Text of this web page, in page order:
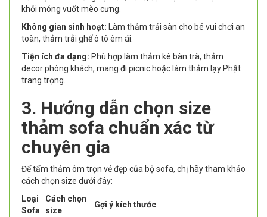
khỏi móng vuốt mèo cưng.
Không gian sinh hoạt: Làm thảm trải sàn cho bé vui chơi an
toàn, thảm trải ghế ô tô êm ái.
Tiện ích đa dạng: Phù hợp làm thảm kê bàn trà, thảm
decor phòng khách, mang đi picnic hoặc làm thảm lạy Phật
trang trọng.
3. Hướng dẫn chọn size
thảm sofa chuẩn xác từ
chuyên gia
Để tấm thảm ôm trọn vẻ đẹp của bộ sofa, chị hãy tham khảo
cách chọn size dưới đây:
Loại
Sofa
Cách chọn
size
Gợi ý kích thước